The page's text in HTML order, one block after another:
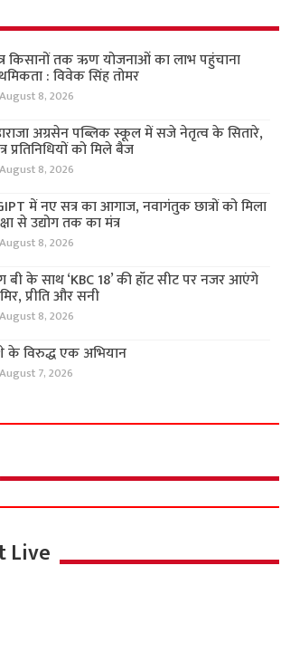
किसानों तक ऋण योजनाओं का लाभ पहुंचाना
: विवेक सिंह तोमर
August 8, 2026
अग्रसेन पब्लिक स्कूल में सजे नेतृत्व के सितारे,
प्रतिनिधियों को मिले बैज
August 8, 2026
में नए सत्र का आगाज, नवागंतुक छात्रों को मिला
से उद्योग तक का मंत्र
August 8, 2026
बी के साथ ‘KBC 18’ की हॉट सीट पर नजर आएंगे
प्रीति और सनी
August 8, 2026
के विरुद्ध एक अभियान
August 7, 2026
Live